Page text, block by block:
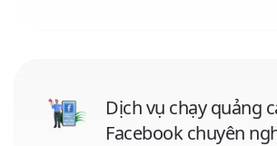
Dịch vụ chạy quảng
Facebook chuyên